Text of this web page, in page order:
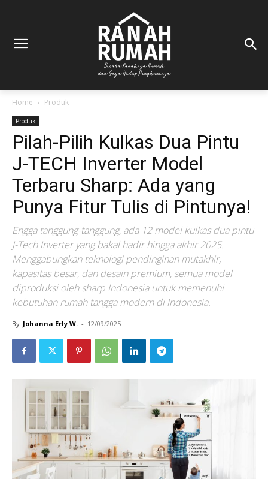
Home Produk
Produk
Pilah-Pilih Kulkas Dua Pintu
J-TECH Inverter Model
Terbaru Sharp: Ada yang
Punya Fitur Tulis di Pintunya!
Engga tanggung-tanggung, ada 12 model kulkas dua pintu
J-Tech Inverter yang bakal hadir hingga akhir 2025.
Menggabungkan teknologi pendinginan mutakhir,
kapasitas besar, dan desain premium, semua model
diproduksi oleh sharp Indonesia untuk memenuhi
kebutuhan rumah tangga modern di Indonesia.
By Johanna Erly W. - 12/09/2025